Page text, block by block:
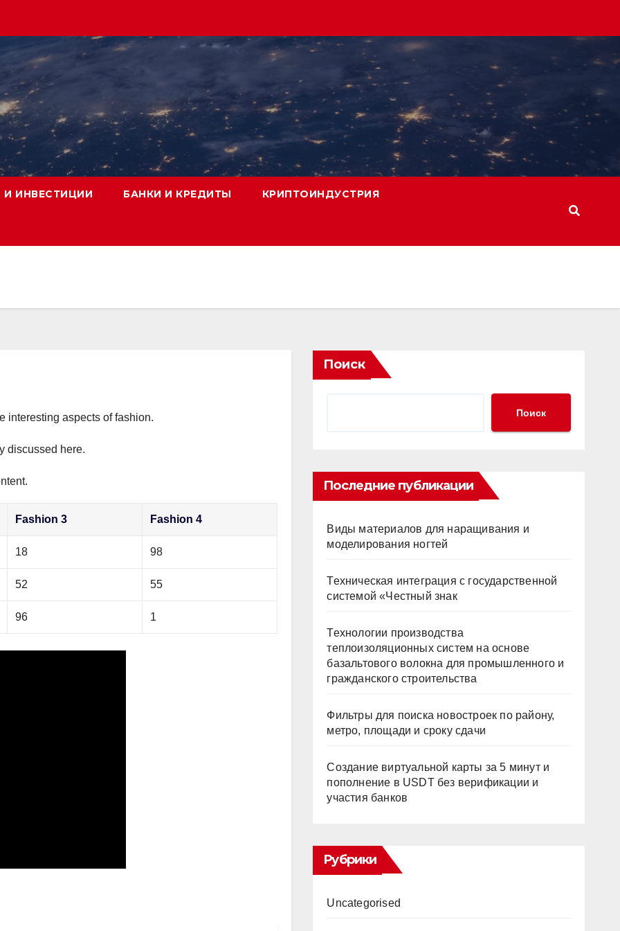
И ИНВЕСТИЦИИ БАНКИ И КРЕДИТЫ КРИПТОИНДУСТРИЯ
interesting aspects of fashion.
discussed here.
Fashion 3 Fashion 4
18 98
52 55
96 1
Поиск
Поиск
Последние публикации
Виды материалов для наращивания и
моделирования ногтей
Техническая интеграция с государственной
системой «Честный знак
Технологии производства
теплоизоляционных систем на основе
базальтового волокна для промышленного и
гражданского строительства
Фильтры для поиска новостроек по району,
метро, площади и сроку сдачи
Создание виртуальной карты за 5 минут и
пополнение в USDT без верификации и
участия банков
Рубрики
Uncategorised